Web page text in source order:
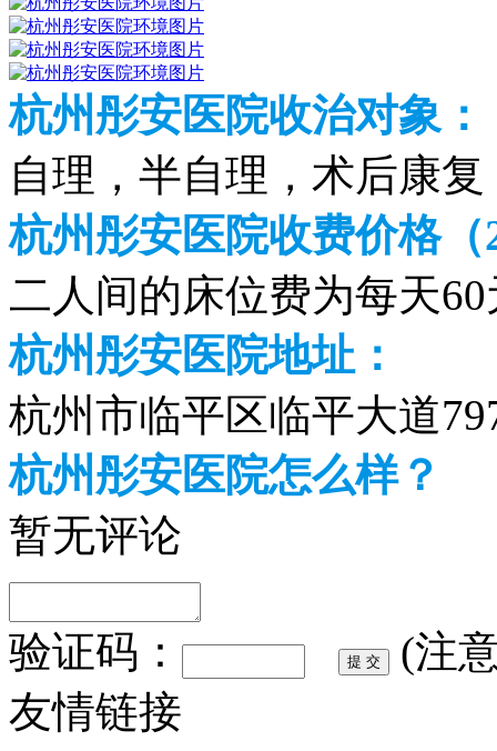
杭州彤安医院收治对象：
自理，半自理，术后康复
杭州彤安医院收费价格（
二人间的床位费为每天60
杭州彤安医院地址：
杭州市临平区临平大道
杭州彤安医院怎么样？
暂无评论
验证码：
(注
友情链接